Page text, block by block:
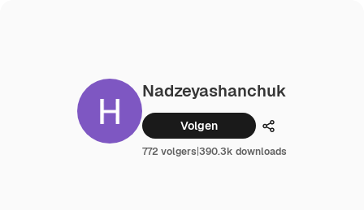
Nadzeyashanchuk
Volgen Delen
772 volgers|390.3k downloads